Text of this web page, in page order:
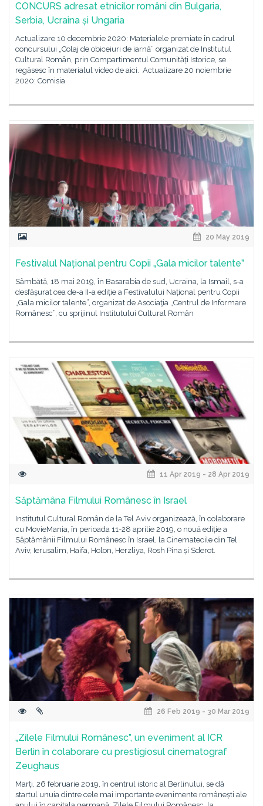
CONCURS adresat etnicilor români din Bulgaria,
Serbia, Ucraina și Ungaria
Actualizare 10 decembrie 2020: Materialele premiate în cadrul
concursului „Colaj de obiceiuri de iarnă” organizat de Institutul
Cultural Român, prin Compartimentul Comunități Istorice, se
regăsesc în materialul video de aici. Actualizare 20 noiembrie
2020: Comisia
20 May 2019
Festivalul Național pentru Copii „Gala micilor talente”
Sâmbătă, 18 mai 2019, în Basarabia de sud, Ucraina, la Ismail, s-a
desfășurat cea de-a II-a ediție a Festivalului Național pentru Copii
„Gala micilor talente”, organizat de Asociaţia „Centrul de Informare
Românesc”, cu sprijinul Institutului Cultural Român
11 Apr 2019 - 28 Apr 2019
Săptămâna Filmului Românesc în Israel
Institutul Cultural Român de la Tel Aviv organizează, în colaborare
cu MovieMania, în perioada 11-28 aprilie 2019, o nouă ediție a
Săptămânii Filmului Românesc în Israel, la Cinematecile din Tel
Aviv, Ierusalim, Haifa, Holon, Herzliya, Rosh Pina și Sderot.
26 Feb 2019 - 30 Mar 2019
„Zilele Filmului Românesc”, un eveniment al ICR
Berlin în colaborare cu prestigiosul cinematograf
Zeughaus
Marți, 26 februarie 2019, în centrul istoric al Berlinului, se dă
startul unuia dintre cele mai importante evenimente românești ale